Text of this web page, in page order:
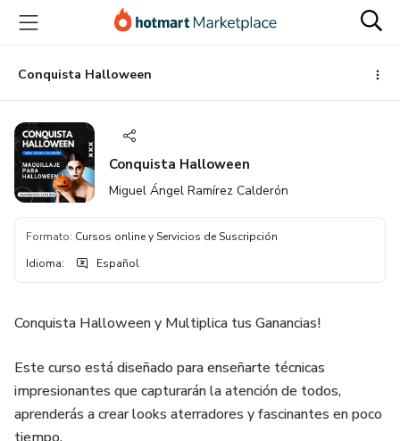
principal
página
de
página
Conquista Halloween
Conquista Halloween
Miguel Ángel Ramírez Calderón
Formato: Cursos online y Servicios de Suscripción
Idioma: Español
Conquista Halloween y Multiplica tus Ganancias!
Este curso está diseñado para enseñarte técnicas
impresionantes que capturarán la atención de todos,
aprenderás a crear looks aterradores y fascinantes en poco